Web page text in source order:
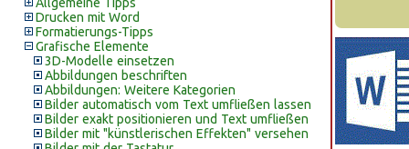
Drucken mit Word
Formatierungs-Tipps
Grafische Elemente
3D-Modelle einsetzen
Abbildungen beschriften
Abbildungen: Weitere Kategorien
Bilder automatisch vom Text umfließen lassen
Bilder exakt positionieren und Text umfließen
Bilder mit "künstlerischen Effekten" versehen